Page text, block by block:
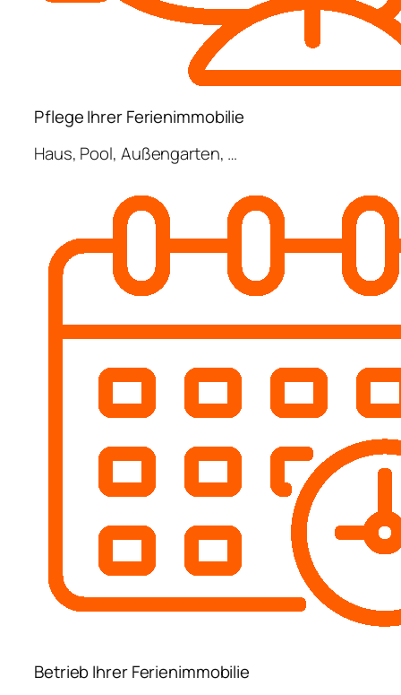
Pflege Ihrer Ferienimmobilie
Haus, Pool, Außengarten, …
Betrieb Ihrer Ferienimmobilie